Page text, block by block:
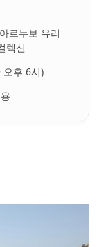
르누보 유리
렉션
오후 6시)